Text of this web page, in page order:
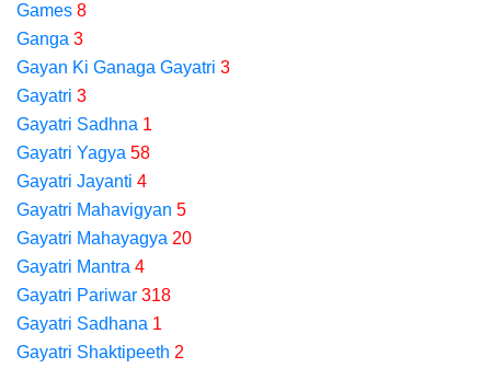
Games 8
Ganga 3
Gayan Ki Ganaga Gayatri 3
Gayatri 3
Gayatri Sadhna 1
Gayatri Yagya 58
Gayatri Jayanti 4
Gayatri Mahavigyan 5
Gayatri Mahayagya 20
Gayatri Mantra 4
Gayatri Pariwar 318
Gayatri Sadhana 1
Gayatri Shaktipeeth 2